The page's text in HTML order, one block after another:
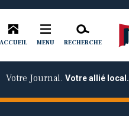
ACCUEIL MENU RECHERCHE
Votre Journal. Votre allié local.